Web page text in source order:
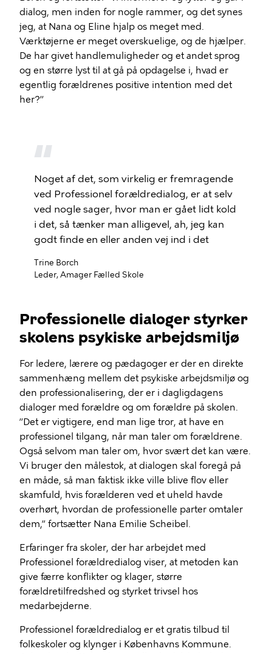
dialog, men inden for nogle rammer, og det synes
jeg, at Nana og Eline hjalp os meget med.
Værktøjerne er meget overskuelige, og de hjælper.
De har givet handlemuligheder og et andet sprog
og en større lyst til at gå på opdagelse i, hvad er
egentlig forældrenes positive intention med det
her?’’
Noget af det, som virkelig er fremragende
ved Professionel forældredialog, er at selv
ved nogle sager, hvor man er gået lidt kold
i det, så tænker man alligevel, ah, jeg kan
godt finde en eller anden vej ind i det
Trine Borch
Leder, Amager Fælled Skole
Professionelle dialoger styrker
skolens psykiske arbejdsmiljø
For ledere, lærere og pædagoger er der en direkte
sammenhæng mellem det psykiske arbejdsmiljø og
den professionalisering, der er i dagligdagens
dialoger med forældre og om forældre på skolen.
’’Det er vigtigere, end man lige tror, at have en
professionel tilgang, når man taler om forældrene.
Også selvom man taler om, hvor svært det kan være.
Vi bruger den målestok, at dialogen skal foregå på
en måde, så man faktisk ikke ville blive flov eller
skamfuld, hvis forælderen ved et uheld havde
overhørt, hvordan de professionelle parter omtaler
dem,” fortsætter Nana Emilie Scheibel.
Erfaringer fra skoler, der har arbejdet med
Professionel forældredialog viser, at metoden kan
give færre konflikter og klager, større
forældretilfredshed og styrket trivsel hos
medarbejderne.
Professionel forældredialog er et gratis tilbud til
folkeskoler og klynger i Københavns Kommune.